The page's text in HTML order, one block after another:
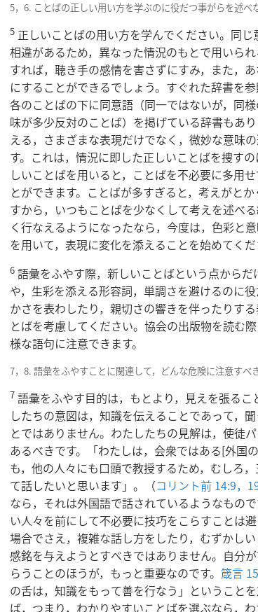
5，6. ことばの正しい用い方を学ぶのに役だつ事がらを述べ
5 正しいことばの用い方を学んでください。同
相違があるため，異なった情況のもとで用いら
すれば，聴き手の感情を害さずにすみ，また，
にすることができるでしょう。すぐれた辞書を
各のことばの下に同意語（同一ではないが，同
味が多少反対のことば）を掲げている辞書もあ
える，さまざまな表現だけでなく，微妙な意味
す。これは，情況に即した正しいことばを捜す
しいことばを用いると，ことばを不必要に多用
とができます。ことばが多すぎると，考えがと
すから，いつもことばを少なくして考えを述べ
く行なえるようになったなら，今度は，色彩と
を用いて，表現に変化を添えることを始めてくだ
6 語彙をふやす際，新しいことばという点から
や，生彩を添える形容詞，単調さを避けるのに
かさを表わしたり，親切さの響きを伴ったりす
とばを考慮してください。協会の出版物を読む
様な語句に注意できます。
7，8. 語彙をふやすことに関連して，どんな危険に注意すべ
7 語彙をふやす目的は，もとより，見えを張る
したちの意図は，知識を伝えることであって，
とではありません。わたしたちの見解は，使徒
あるべきです。「わたしは，会衆ではある[外国
も，他の人々にも口頭で教授するため，むしろ
て話したいと思います」。（コリント前 14:9，
なら，それは外国語で話されているようなもの
い人々を前にして不必要に技巧をこらすことは
場合でさえ，複雑な話し方をしたり，むずかし
感銘を与えようとすべきではありません。自分
らうことのほうが，もっと重要なのです。 箴言
の舌は，知識をもって善を行なう」ということ
ば，つまり，わかりやすいことばを選ぶなら，